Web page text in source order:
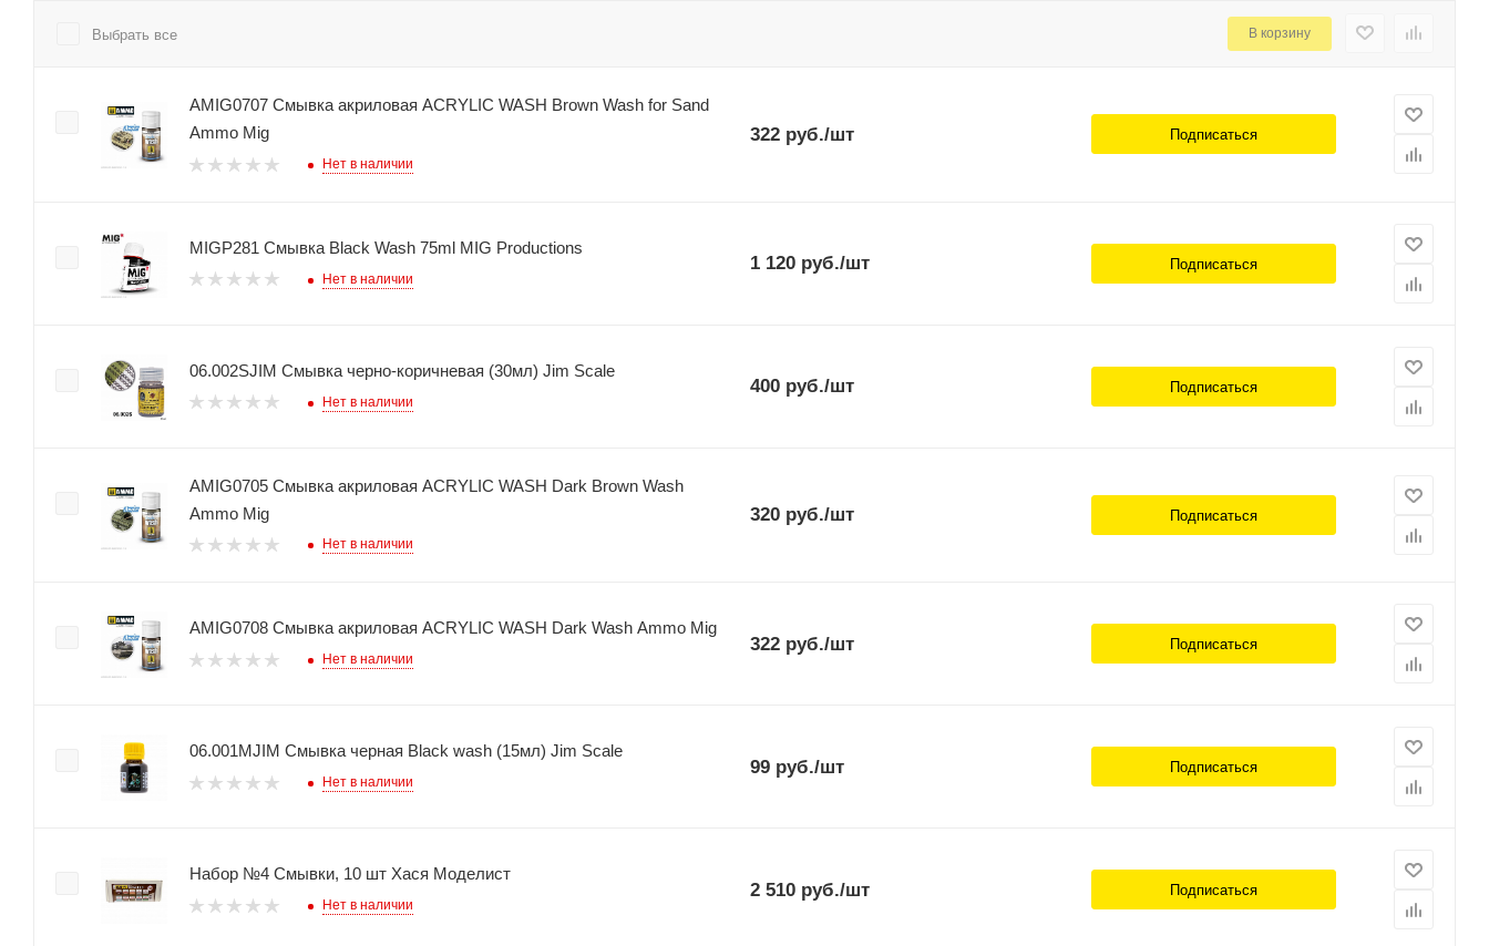
Выбрать все В корзину
AMIG0707 Смывка акриловая ACRYLIC WASH Brown Wash for Sand
Ammo Mig
Нет в наличии
322руб./шт Подписаться
MIGP281 Смывка Black Wash 75ml MIG Productions
Нет в наличии
1 120руб./шт Подписаться
06.002SJIM Смывка черно-коричневая (30мл) Jim Scale
Нет в наличии
400руб./шт Подписаться
AMIG0705 Смывка акриловая ACRYLIC WASH Dark Brown Wash
Ammo Mig
Нет в наличии
320руб./шт Подписаться
AMIG0708 Смывка акриловая ACRYLIC WASH Dark Wash Ammo Mig
Нет в наличии
322руб./шт Подписаться
06.001MJIM Смывка черная Black wash (15мл) Jim Scale
Нет в наличии
99руб./шт Подписаться
Набор №4 Смывки, 10 шт Хася Моделист
Нет в наличии
2 510руб./шт Подписаться